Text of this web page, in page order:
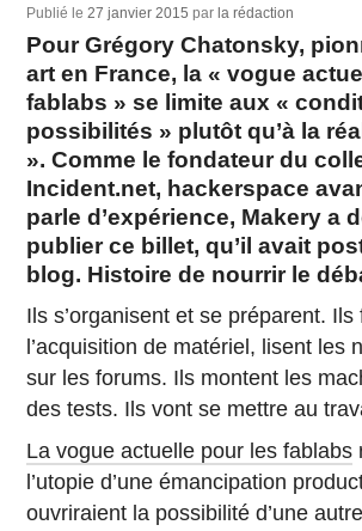
Publié le 27 janvier 2015parla rédaction
Pour Grégory Chatonsky,
art en France, la « vogue
fablabs » se limite aux «
possibilités » plutôt qu’à la
». Comme le fondateur du
Incident.net, hackerspace
parle d’expérience, Makery a
publier ce billet, qu’il avait
blog. Histoire de nourrir le
Ils s’organisent et se préparent. Ils
l’acquisition de matériel, lisent les
sur les forums. Ils montent les
des tests. Ils vont se mettre au
La vogue actuelle pour les fablabs
l’utopie d’une émancipation
ouvriraient la possibilité d’une